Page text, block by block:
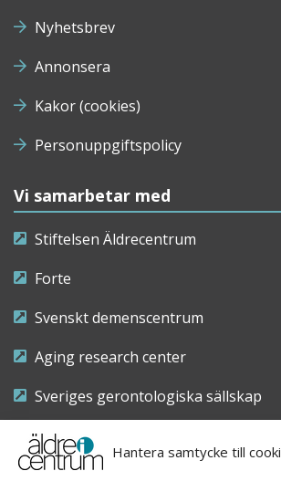
Hantera samtycke till
Nyhetsbrev
Annonsera
Kakor (cookies)
Personuppgiftspolicy
Vi samarbetar med
Stiftelsen Äldrecentrum
Forte
Svenskt demenscentrum
Aging research center
Sveriges gerontologiska sällskap
Riksföreningen för sjuksköterskor
demensvård